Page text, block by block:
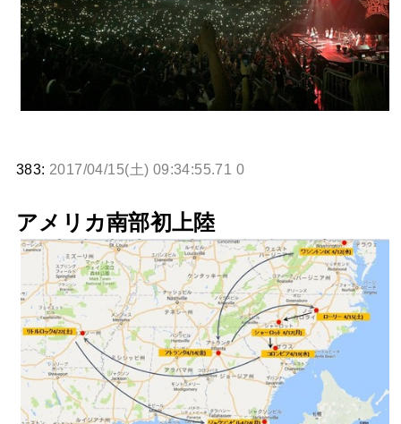
Powered by livedoor 相互RSS
383: 2017/04/15(土) 09:34:55.71 0
アメリカ南部初上陸